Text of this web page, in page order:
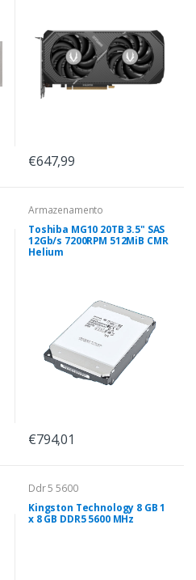
€647,99
Armazenamento
Toshiba MG10 20TB 3.5" SAS
12Gb/s 7200RPM 512MiB CMR
Helium
€794,01
Ddr 5 5600
Kingston Technology 8 GB 1
x 8 GB DDR5 5600 MHz